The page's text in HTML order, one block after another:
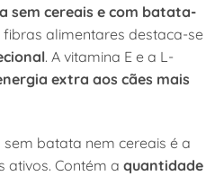
sem cereais e com batata-
alimentares destaca-se
. A vitamina E e a L-
extra aos cães mais
batata nem cereais é a
ativos. Contém a quantidade